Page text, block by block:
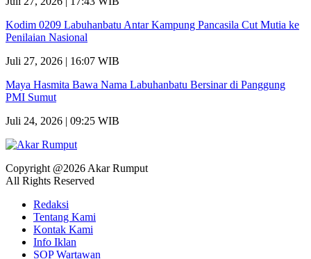
Kodim 0209 Labuhanbatu Antar Kampung Pancasila Cut Mutia ke
Penilaian Nasional
Juli 27, 2026 | 16:07 WIB
Maya Hasmita Bawa Nama Labuhanbatu Bersinar di Panggung
PMI Sumut
Juli 24, 2026 | 09:25 WIB
Copyright @2026 Akar Rumput
All Rights Reserved
Redaksi
Tentang Kami
Kontak Kami
Info Iklan
SOP Wartawan